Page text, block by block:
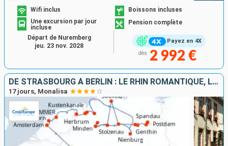
Payez en 4X
Wifi inclus
Boissons incluses
Une excursion par jour
incluse
Pension complète
dès 2 992 €
Départ de Nuremberg
jeu. 23 nov. 2028
DE STRASBOURG À BERLIN : LE RHIN ROMANTIQUE, LA HOLLANDE ET L'ELBE EN CROISIÈRE
17 jours, Monalisa